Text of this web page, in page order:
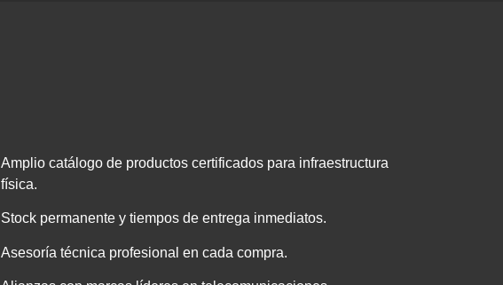
Amplio catálogo de productos certificados para infraestructura
física.
Stock permanente y tiempos de entrega inmediatos.
Asesoría técnica profesional en cada compra.